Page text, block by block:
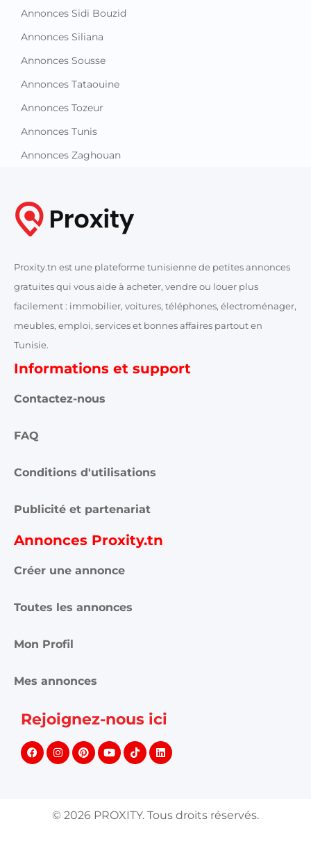
Annonces Sidi Bouzid
Annonces Siliana
Annonces Sousse
Annonces Tataouine
Annonces Tozeur
Annonces Tunis
Annonces Zaghouan
Proxity.tn est une plateforme tunisienne de petites annonces
gratuites qui vous aide à acheter, vendre ou louer plus
facilement : immobilier, voitures, téléphones, électroménager,
meubles, emploi, services et bonnes affaires partout en
Tunisie.
Informations et support
Contactez-nous
FAQ
Conditions d'utilisations
Publicité et partenariat
Annonces Proxity.tn
Créer une annonce
Toutes les annonces
Mon Profil
Mes annonces
Rejoignez-nous ici
© 2026 PROXITY. Tous droits réservés.